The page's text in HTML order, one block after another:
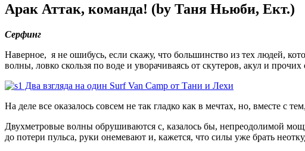
Арак Аттак, команда! (by Таня Ньюби, Ект.)
Серфинг
Наверное, я не ошибусь, если скажу, что большинство из тех людей,
волны, ловко скользя по воде и уворачиваясь от скутеров, акул и
На деле все оказалось совсем не так гладко как в мечтах, но, вместе с
Двухметровые волны обрушиваются с, казалось бы, непреодолимой
до потери пульса, руки онемевают и, кажется, что силы уже брать